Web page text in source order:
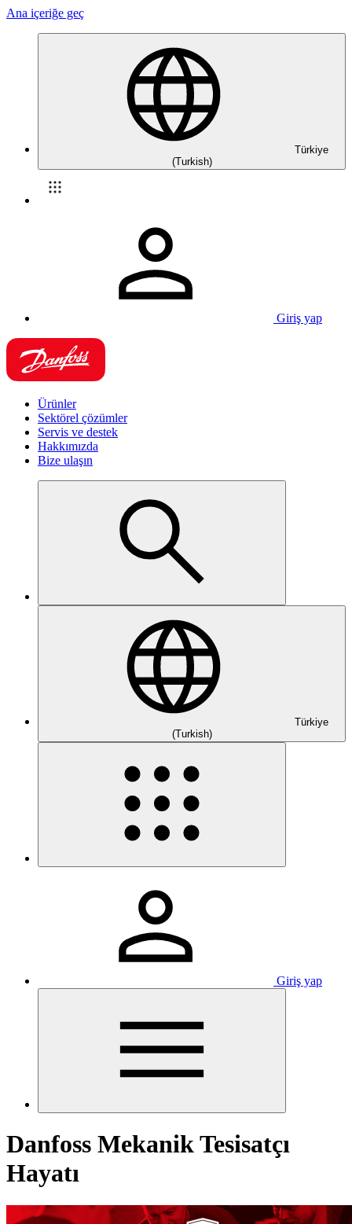
Ana içeriğe geç
Türkiye
(Turkish)
Giriş yap
Ürünler
Sektörel çözümler
Servis ve destek
Hakkımızda
Bize ulaşın
Türkiye
(Turkish)
Giriş yap
Danfoss Mekanik Tesisatçı
Hayatı